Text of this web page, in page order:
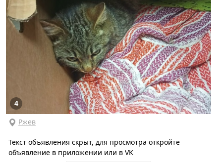
4
Ржев
Текст объявления скрыт, для просмотра откройте
объявление в приложении или в VK